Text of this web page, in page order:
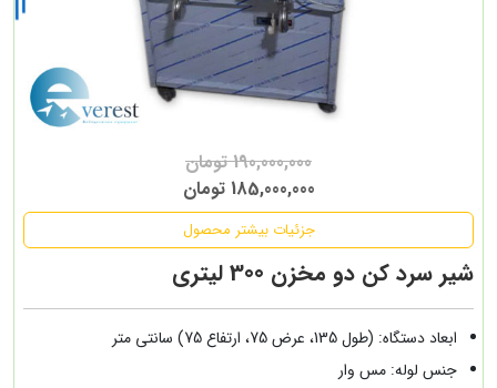
190,000,000 تومان
185,000,000 تومان
جزئیات بیشتر محصول
شیر سرد کن دو مخزن 300 لیتری
ابعاد دستگاه: (طول 135، عرض 75، ارتفاع 75) سانتی متر
جنس لوله: مس وار